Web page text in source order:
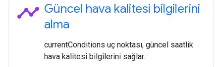
timeline Güncel hava kalitesi bilgilerini
alma
currentConditions uç noktası, güncel saatlik
hava kalitesi bilgilerini sağlar.